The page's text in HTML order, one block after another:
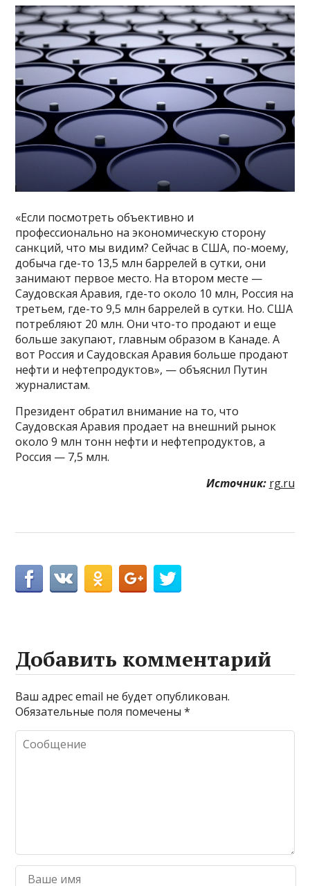
«Если посмотреть объективно и
профессионально на экономическую сторону
санкций, что мы видим? Сейчас в США, по-моему,
добыча где-то 13,5 млн баррелей в сутки, они
занимают первое место. На втором месте —
Саудовская Аравия, где-то около 10 млн, Россия на
третьем, где-то 9,5 млн баррелей в сутки. Но. США
потребляют 20 млн. Они что-то продают и еще
больше закупают, главным образом в Канаде. А
вот Россия и Саудовская Аравия больше продают
нефти и нефтепродуктов», — объяснил Путин
журналистам.
Президент обратил внимание на то, что
Саудовская Аравия продает на внешний рынок
около 9 млн тонн нефти и нефтепродуктов, а
Россия — 7,5 млн.
Источник: rg.ru
Добавить комментарий
Ваш адрес email не будет опубликован.
Обязательные поля помечены*